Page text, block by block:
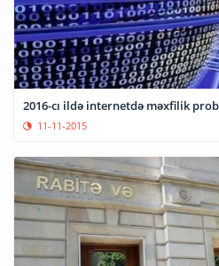
2016-cı ildə internetdə məxfilik
11-11-2015